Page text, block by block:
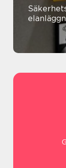
Säkerhetsbrytare